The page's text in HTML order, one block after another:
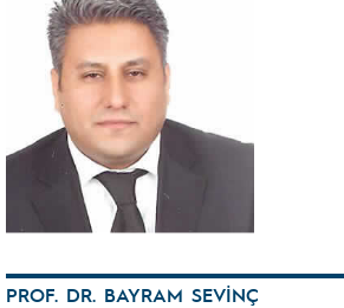
PROF. DR. BAYRAM SEVİNÇ